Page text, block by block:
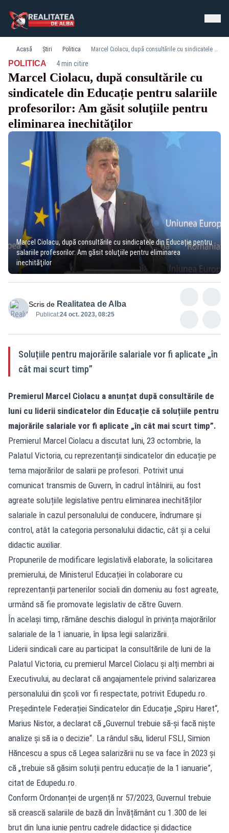
Acasă Știri Politica Marcel Ciolacu, după consultările cu sindicatele din Educație pentru salariile profesorilor: Am găsit soluţiile pentru eliminarea inechităţilor
POLITICA· 4 min citire
Marcel Ciolacu, după consultările cu
sindicatele din Educație pentru salariile
profesorilor: Am găsit soluţiile pentru
eliminarea inechităţilor
Marcel Ciolacu, după consultările cu sindicatele din Educație pentru
salariile profesorilor: Am găsit soluţiile pentru eliminarea
inechităţilor
Scris de Realitatea de Alba
Publicat:24 oct. 2023, 08:25
Soluțiile pentru majorările salariale vor fi aplicate „în
cât mai scurt timp”
Premierul Marcel Ciolacu a anunțat după consultările de
luni cu liderii sindicatelor din Educație că soluțiile pentru
majorările salariale vor fi aplicate „în cât mai scurt timp”.
Premierul Marcel Ciolacu a discutat luni, 23 octombrie, la
Palatul Victoria, cu reprezentanții sindicatelor din educație pe
tema majorărilor de salarii pe profesori. Potrivit unui
comunicat transmis de Guvern, în cadrul întâlnirii, au fost
agreate soluțiile legislative pentru eliminarea inechităților
salariale în cazul personalului de conducere, îndrumare și
control, atât la categoria personalului didactic, cât și a celui
didactic auxiliar.
Propunerile de modificare legislativă elaborate, la solicitarea
premierului, de Ministerul Educației în colaborare cu
reprezentanții partenerilor sociali din domeniu au fost agreate,
urmând să fie promovate legislativ de către Guvern.
În același timp, rămâne deschis dialogul în privința majorărilor
salariale de la 1 ianuarie, în lipsa legii salarizării.
Liderii sindicali care au participat la consultările de luni de la
Palatul Victoria, cu premierul Marcel Ciolacu și alți membri ai
Executivului, au declarat că angajamentele privind salarizarea
personalului din școli vor fi respectate, potrivit Edupedu.ro.
Președintele Federației Sindicatelor din Educație „Spiru Haret“,
Marius Nistor, a declarat că „Guvernul trebuie să-și facă niște
analize și să ia o decizie“. La rândul său, liderul FSLI, Simion
Hăncescu a spus că Legea salarizării nu se va face în 2023 și
că „trebuie să găsim soluții pentru educație de la 1 ianuarie”,
citat de Edupedu.ro.
Conform Ordonanței de urgență nr 57/2023, Guvernul trebuie
să crească salariile de bază din Învățământ cu 1.300 de lei
brut din luna iunie pentru cadrele didactice și didactice